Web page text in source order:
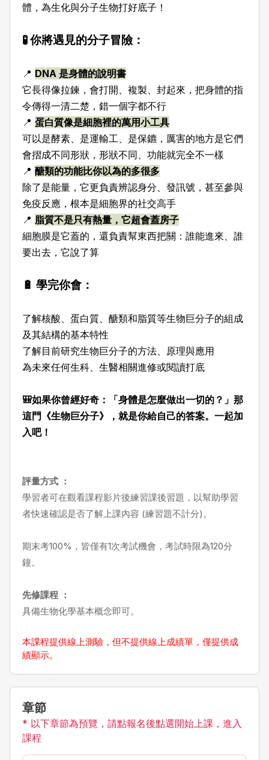
體，為生化與分子生物打好底子！
🧪 你將遇見的分子冒險：
📍 DNA 是身體的說明書
它長得像拉鍊，會打開、複製、封起來，把身體的指
令傳得一清二楚，錯一個字都不行
📍 蛋白質像是細胞裡的萬用小工具
可以是酵素、是運輸工、是保鑣，厲害的地方是它們
會摺成不同形狀，形狀不同、功能就完全不一樣
📍 醣類的功能比你以為的多很多
除了是能量，它更負責辨認身分、發訊號，甚至參與
免疫反應，根本是細胞界的社交高手
📍 脂質不是只有熱量，它超會蓋房子
細胞膜是它蓋的，還負責幫東西把關：誰能進來、誰
要出去，它說了算
🔋 學完你會：
了解核酸、蛋白質、醣類和脂質等生物巨分子的組成
及其結構的基本特性
了解目前研究生物巨分子的方法、原理與應用
為未來任何生科、生醫相關進修或閱讀打底
🎒如果你曾經好奇：「身體是怎麼做出一切的？」那
這門《生物巨分子》，就是你給自己的答案。一起加
入吧！
評量方式 ：
學習者可在觀看課程影片後練習課後習題，以幫助學習
者快速確認是否了解上課內容 (練習題不計分)。
期末考100%，皆僅有1次考試機會，考試時限為120分
鐘。
先修課程 ：
具備生物化學基本概念即可。
本課程提供線上測驗，但不提供線上成績單，僅提供成
績顯示。
章節
* 以下章節為預覽，請點報名後點選開始上課，進入
課程